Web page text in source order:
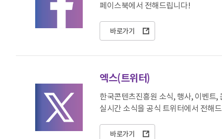
페이스북에서 전해드립니다!
바로가기
엑스(트위터)
한국콘텐츠진흥원 소식, 행사, 이벤트,
실시간 소식을 공식 트위터에서 전해
바로가기